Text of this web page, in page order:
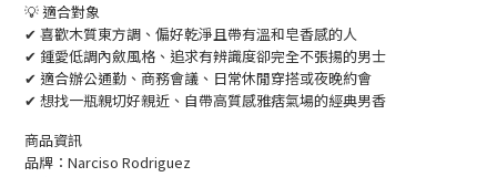
💡 適合對象
✔ 喜歡木質東方調、偏好乾淨且帶有溫和皂香感的人
✔ 鍾愛低調內斂風格、追求有辨識度卻完全不張揚的男士
✔ 適合辦公通勤、商務會議、日常休閒穿搭或夜晚約會
✔ 想找一瓶親切好親近、自帶高質感雅痞氣場的經典男香
商品資訊
品牌：Narciso Rodriguez